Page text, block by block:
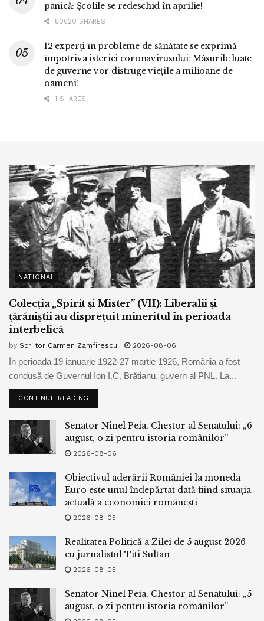
panică: Școlile se redeschid în aprilie!
80620 SHARES
12 experți în probleme de sănătate se exprimă
împotriva isteriei coronavirusului: Măsurile luate
de guverne vor distruge viețile a milioane de
oameni!
1 SHARES
NATIONAL
Colecția „Spirit și Mister” (VII): Liberalii și
țărăniștii au disprețuit mineritul în perioada
interbelică
by Scriitor Carmen Zamfirescu 2026-08-06
În perioada 19 ianuarie 1922-27 martie 1926, România a fost
condusă de Guvernul Ion I.C. Brătianu, guvern al PNL. La...
CONTINUE READING
Senator Ninel Peia, Chestor al Senatului: „6
august, o zi pentru istoria românilor”
2026-08-06
Obiectivul aderării României la moneda
Euro este unul îndepărtat dată fiind situația
actuală a economiei românești
2026-08-05
Realitatea Politică a Zilei de 5 august 2026
cu jurnalistul Titi Sultan
2026-08-05
Senator Ninel Peia, Chestor al Senatului: „5
august, o zi pentru istoria românilor”